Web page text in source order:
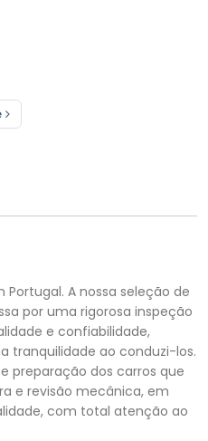
A nossa seleção de
por uma rigorosa inspeção
e confiabilidade,
tranquilidade ao conduzi-los.
preparação dos carros que
e revisão mecânica, em
com total atenção ao